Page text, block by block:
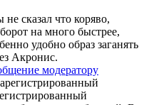
не сказал что коряво,
на много быстрее,
удобно образ заганять
Акронис.
модератору